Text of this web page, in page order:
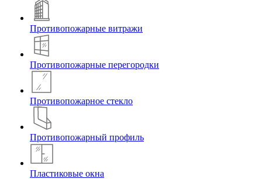
Противопожарные витражи
Противопожарные перегородки
Противопожарное стекло
Противопожарный профиль
Пластиковые окна